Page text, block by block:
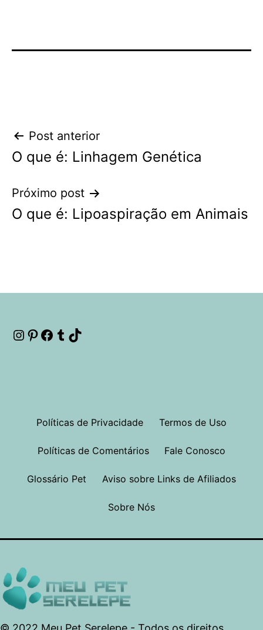
Navegação
de
Post
Post anterior
O que é: Linhagem Genética
Próximo post
O que é: Lipoaspiração em Animais
Instagram
Pinterest
Facebook
Tumblr
Políticas de Privacidade Termos de Uso
Políticas de Comentários Fale Conosco
Glossário Pet Aviso sobre Links de Afiliados
Sobre Nós